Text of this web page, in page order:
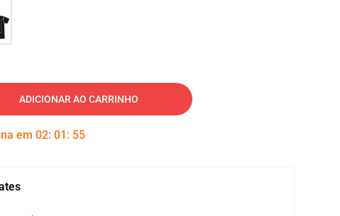
ADICIONAR AO CARRINHO
em 02: 01 : 54